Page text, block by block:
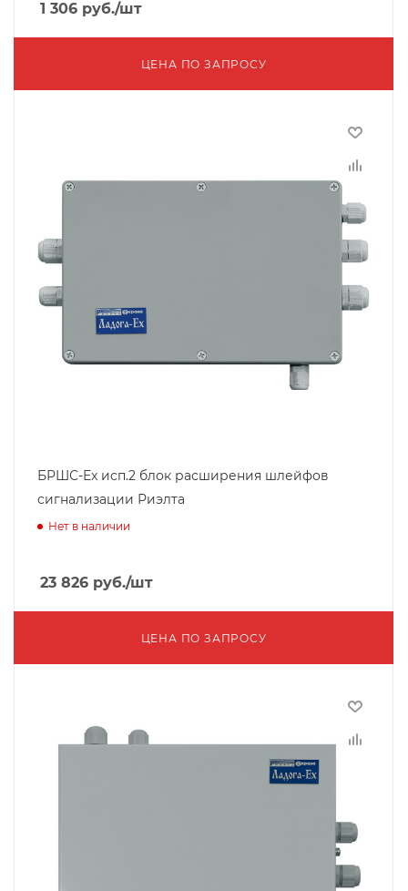
1 306 руб./шт
ЦЕНА ПО ЗАПРОСУ
БРШС-Ex исп.2 блок расширения шлейфов
сигнализации Риэлта
Нет в наличии
23 826 руб./шт
ЦЕНА ПО ЗАПРОСУ